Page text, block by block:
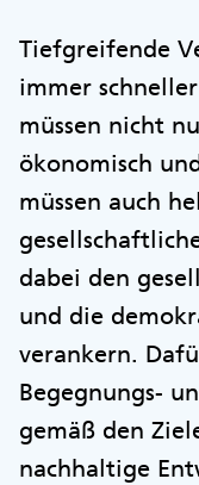
Tiefgreifende
immer
müssen nicht
ökonomisch
müssen auch
dabei den
und die
verankern.
Begegnungs-
gemäß den
nachhaltige